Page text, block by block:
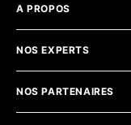
A PROPOS
NOS EXPERTS
NOS PARTENAIRES